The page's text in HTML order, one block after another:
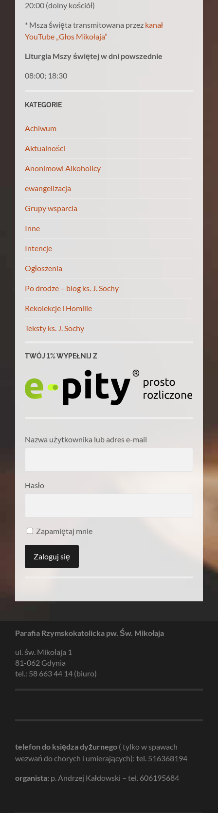
20:00 (dolny kościół)
* Msza święta transmitowana przez kanał
YouTube „Głos Mikołaja”
Liturgia Mszy świętej w dni powszednie
08:00; 18:30
KATEGORIE
Achiwum
Aktualności
Anonimowi Alkoholicy
ewangelizacja
Grupy wsparcia
Inne
Intencje
Ogłoszenia
Po drodze – blog ks. J. Sochy
Rekolekcje i Homilie
Teksty ks. J. Sochy
TWÓJ 1% WYPEŁNIJ Z
Nazwa użytkownika lub adres e-mail
Hasło
Zapamiętaj mnie
Parafia Rzymskokatolicka pw. Św. Mikołaja
ul. św. Mikołaja 1
81-062 Gdynia
tel.: 58 663 44 14 (biuro)
telefon do księdza dyżurnego ( tylko w spawach
wezwań do chorych i umierających): tel. 516368194
organista: p. Andrzej Kałdowski – tel. 606195684